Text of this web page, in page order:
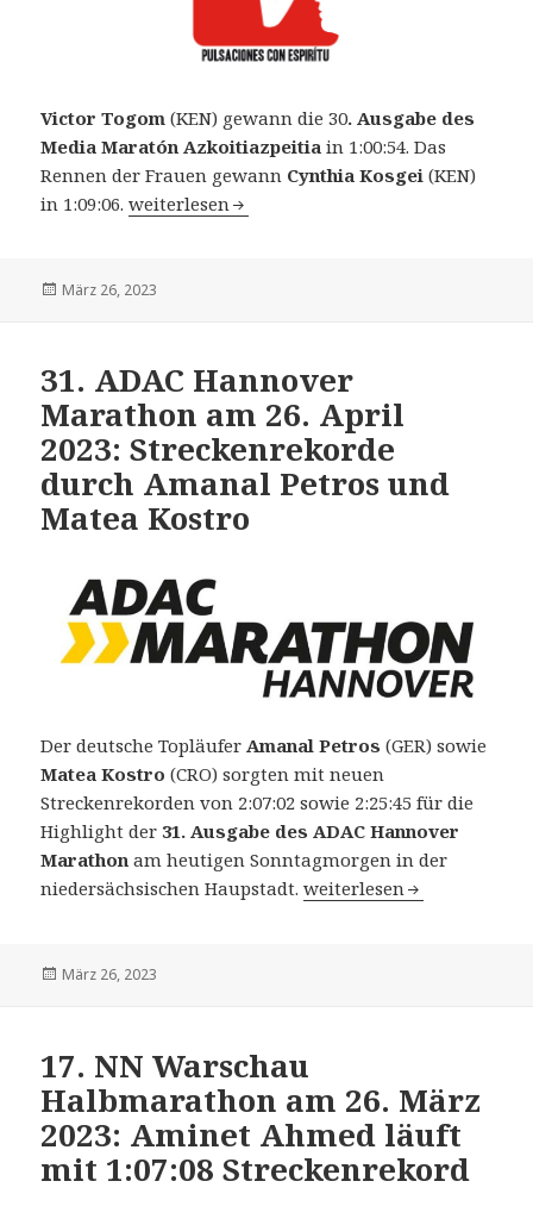
Victor Togom (KEN) gewann die 30. Ausgabe des
Media Maratón Azkoitiazpeitia in 1:00:54. Das
Rennen der Frauen gewann Cynthia Kosgei(KEN)
in 1:09:06.30. Media Maratón Azkoitiazpeitia (ESP) am
weiterlesen
Veröffentlicht
März 26, 2023
31. ADAC Hannover
Marathon am 26. April
2023: Streckenrekorde
durch Amanal Petros und
Matea Kostro
Der deutsche Topläufer Amanal Petros (GER) sowie
Matea Kostro (CRO) sorgten mit neuen
Streckenrekorden von 2:07:02 sowie 2:25:45 für die
Highlight der 31. Ausgabe des ADAC Hannover
Marathon am heutigen Sonntagmorgen in der
niedersächsischen Haupstadt.31. ADAC Hannover
weiterlesen
Veröffentlicht
März 26, 2023
17. NN Warschau
Halbmarathon am 26. März
2023: Aminet Ahmed läuft
mit 1:07:08 Streckenrekord